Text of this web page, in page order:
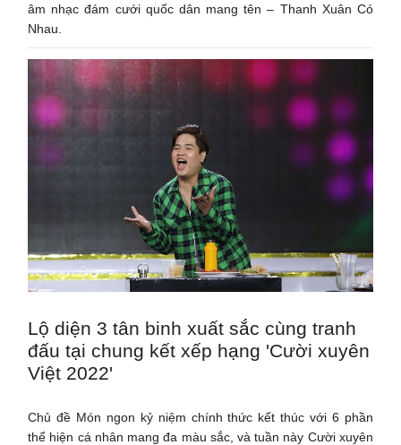
âm nhạc đám cưới quốc dân mang tên – Thanh Xuân Có
Nhau.
Lộ diện 3 tân binh xuất sắc cùng tranh
đấu tại chung kết xếp hạng 'Cười xuyên
Việt 2022'
Chủ đề Món ngon kỷ niệm chính thức kết thúc với 6 phần
thể hiện cá nhân mang đa màu sắc, và tuần này Cười xuyên